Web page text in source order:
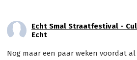
Echt Smal Straatfestival -
Echt
Nog maar een paar weken voordat al